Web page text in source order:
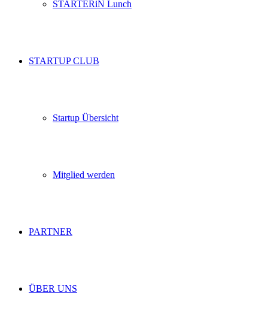
STARTERiN Lunch
STARTUP CLUB
Startup Übersicht
Mitglied werden
PARTNER
ÜBER UNS